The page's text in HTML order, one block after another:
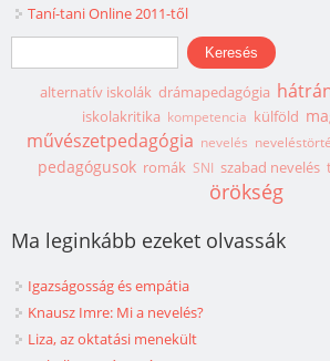
Taní-tani Online 2011-től
Keresés űrlap
Keresés
alternatív iskolák drámapedagógia
iskolakritika kompetencia külföld
művészetpedagógia nevelés
pedagógusok romák SNI szabad nevelés
örökség
Ma leginkább ezeket olvassák
Igazságosság és empátia
Knausz Imre: Mi a nevelés?
Liza, az oktatási menekült